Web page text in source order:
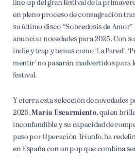
line-up del gran festival de la
en pleno proceso de consagración
su último disco “Sobredosis de Amor”
anunciar novedades para 2025. Con
indie y trap y temas como ‘La Pared’,
mentir’ no pasarán inadvertidos para
festival.
Y cierra esta selección de novedades
2025,María Escarmiento, quien
inconfundible y su capacidad de
paso por Operación Triunfo, ha
en España con un pop que combina